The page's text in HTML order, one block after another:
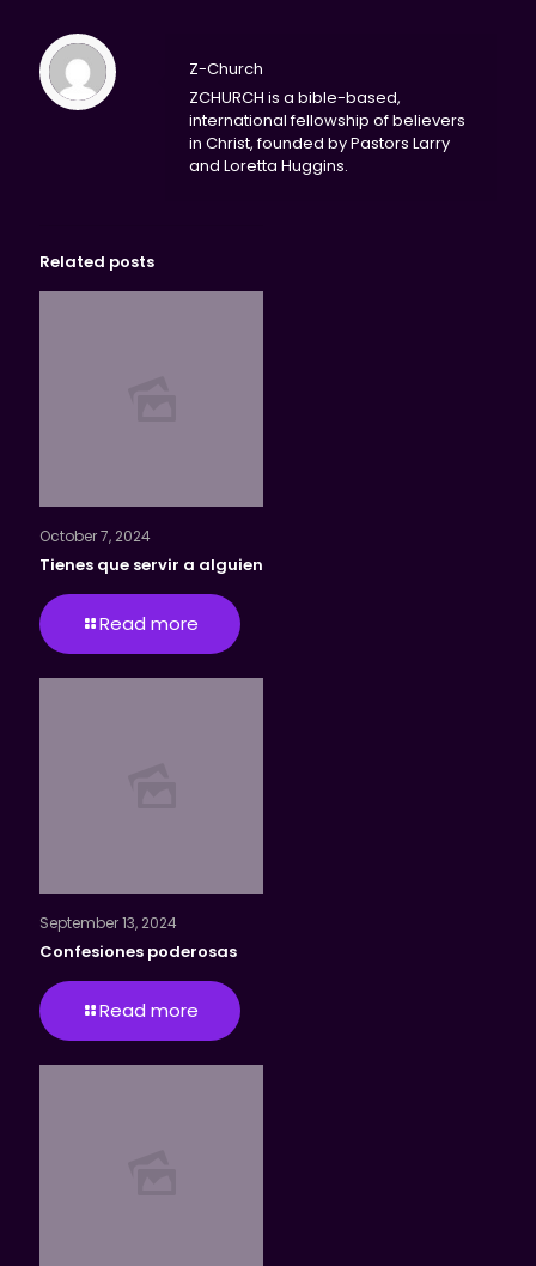
Z-Church
ZCHURCH is a bible-based,
international fellowship of believers
in Christ, founded by Pastors Larry
and Loretta Huggins.
Related posts
October 7, 2024
Tienes que servir a alguien
Read more
September 13, 2024
Confesiones poderosas
Read more